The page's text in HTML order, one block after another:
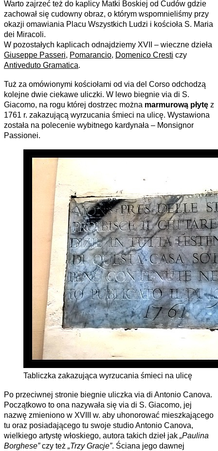
Warto zajrzeć też do kaplicy Matki Boskiej od Cudów gdzie
zachował się cudowny obraz, o którym wspomnieliśmy przy
okazji omawiania Placu Wszystkich Ludzi i kościoła S. Maria
dei Miracoli.
W pozostałych kaplicach odnajdziemy XVII – wieczne dzieła
Giuseppe Passeri, Pomarancio, Domenico Cresti czy
Antiveduto Gramatica.
Tuż za omówionymi kościołami od via del Corso odchodzą
kolejne dwie ciekawe uliczki. W lewo biegnie via di S.
Giacomo, na rogu której dostrzec można marmurową płytę z
1761 r. zakazującą wyrzucania śmieci na ulicę. Wystawiona
została na polecenie wybitnego kardynała – Monsignor
Passionei.
Tabliczka zakazująca wyrzucania śmieci na ulicę
Po przeciwnej stronie biegnie uliczka via di Antonio Canova.
Początkowo to ona nazywała się via di S. Giacomo, jej
nazwę zmieniono w XVIII w. aby uhonorować mieszkającego
tu oraz posiadającego tu swoje studio Antonio Canova,
wielkiego artystę włoskiego, autora takich dzieł jak „Paulina
Borghese”czy też „Trzy Gracje”. Ściana jego dawnej